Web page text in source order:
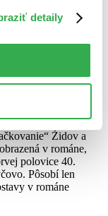
detaily
nádherná kysucká
brehu priezračnej
milencov poslúžil
celej vojny. Za
sa Hlinkovej
Židov a
v románe,
polovice 40.
Pôsobí len
v románe